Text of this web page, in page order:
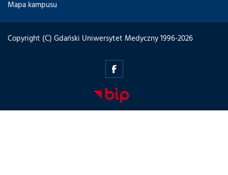
Mapa kampusu
Copyright (C) Gdański Uniwersytet Medyczny 1996-2026
-
Facebook